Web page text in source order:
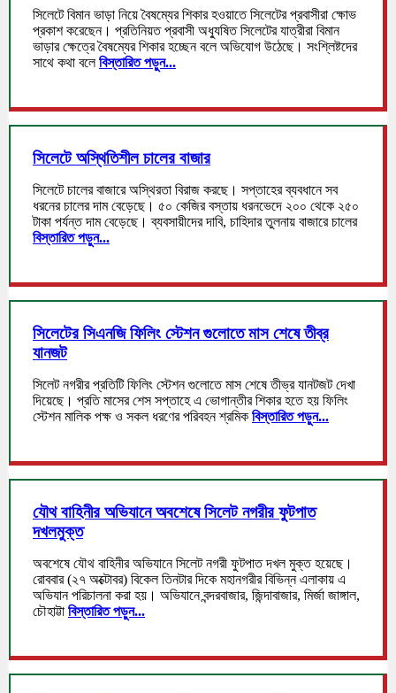
সিলেটে বিমান ভাড়া নিয়ে বৈষম্যের শিকার হওয়াতে সিলেটের প্রবাসীরা ক্ষোভ
প্রকাশ করেছেন। প্রতিনিয়ত প্রবাসী অধ্যুষিত সিলেটের যাত্রীরা বিমান
ভাড়ার ক্ষেত্রে বৈষম্যের শিকার হচ্ছেন বলে অভিযোগ উঠেছে। সংশ্লিষ্টদের
সাথে কথা বলেবিস্তারিত পড়ুন...
সিলেটে অস্থিতিশীল চালের বাজার
সিলেটে চালের বাজারে অস্থিরতা বিরাজ করছে। সপ্তাহের ব্যবধানে সব
ধরনের চালের দাম বেড়েছে। ৫০ কেজির বস্তায় ধরনভেদে ২০০ থেকে ২৫০
টাকা পর্যন্ত দাম বেড়েছে। ব্যবসায়ীদের দাবি, চাহিদার তুলনায় বাজারে চালের
বিস্তারিত পড়ুন...
সিলেটের সিএনজি ফিলিং স্টেশন গুলোতে মাস শেষে তীব্র
যানজট
সিলেট নগরীর প্রতিটি ফিলিং স্টেশন গুলোতে মাস শেষে তীভ্র যানটজট দেখা
দিয়েছে। প্রতি মাসের শেস সপ্তাহে এ ভোগান্তীর শিকার হতে হয় ফিলিং
স্টেশন মালিক পক্ষ ও সকল ধরণের পরিবহন শ্রমিক বিস্তারিত পড়ুন...
যৌথ বাহিনীর অভিযানে অবশেষে সিলেট নগরীর ফুটপাত
দখলমুক্ত
অবশেষে যৌথ বাহিনীর অভিযানে সিলেট নগরী ফুটপাত দখল মুক্ত হয়েছে।
রোববার (২৭ অক্টোবর) বিকেল তিনটার দিকে মহানগরীর বিভিন্ন এলাকায় এ
অভিযান পরিচালনা করা হয়। অভিযানে বন্দরবাজার, জিন্দাবাজার, মির্জা জাঙ্গাল,
চৌহাট্টা বিস্তারিত পড়ুন...